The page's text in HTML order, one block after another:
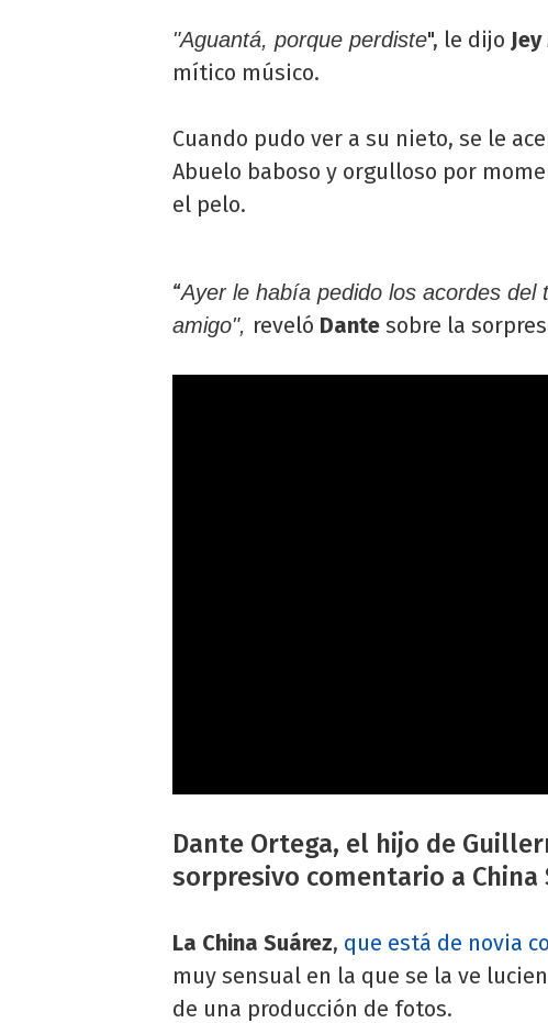
"Aguantá, porque perdiste", le dijo
mítico músico.
Cuando pudo ver a su nieto, se le
Abuelo baboso y orgulloso por
el pelo.
“Ayer le había pedido los acordes
amigo", reveló Dante sobre la
Dante Ortega, el hijo de
sorpresivo comentario a China
La China Suárez, que está de novia
muy sensual en la que se la ve
de una producción de fotos.